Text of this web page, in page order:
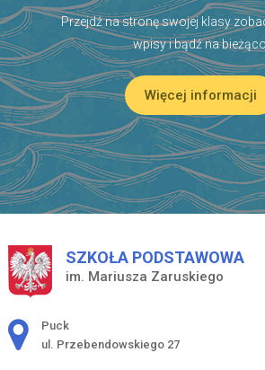
Przejdź na stronę swojej klasy
wpisy i bądź na
Więcej informacji
SZKOŁA PODSTAWOWA
im. Mariusza Zaruskiego
Adres pocztowy:
Puck
ul. Przebendowskiego 27